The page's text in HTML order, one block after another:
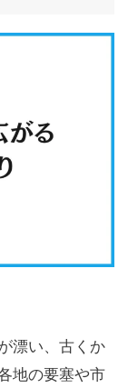
漂い、古くか
地の要塞や市